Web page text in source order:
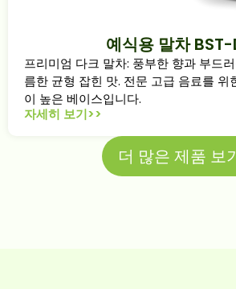
예식용 말차
프리미엄 다크 말차: 풍부한 향과 부드
름한 균형 잡힌 맛. 전문 고급 음료를 위
이 높은 베이스입니다.
자세히 보기>>
더 많은 제품 보